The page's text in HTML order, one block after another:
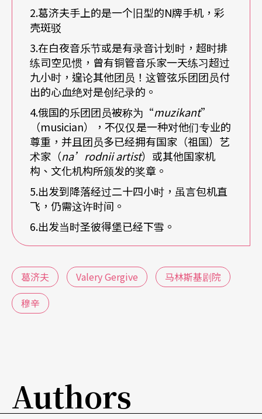
2.葛济夫手上的是一个旧型的N牌手机，彩
壳斑驳
3.在白夜音乐节或是有录音计划时，超时排
练司空见惯，曾有铜管音乐家一天练习超过
九小时，遑论其他团员！这管弦乐团团员付
出的心血绝对是创纪录的。
4.俄国的乐团团员被称为“muzikant”
（musician），不仅仅是一种对他们专业的
尊重，并且团员多已经拥有国家（祖国）艺
术家（na’rodnii artist）或其他国家机
构、文化机构所颁发的奖章。
5.出发到降落经过二十四小时，虽言包机直
飞，仍需这许时间。
6.出发当时圣彼得堡已经下雪。
葛济夫 Valery Gergive
马林斯基剧院
穆辛
Authors